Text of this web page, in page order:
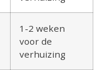
1-2 weken
voor de
verhuizing